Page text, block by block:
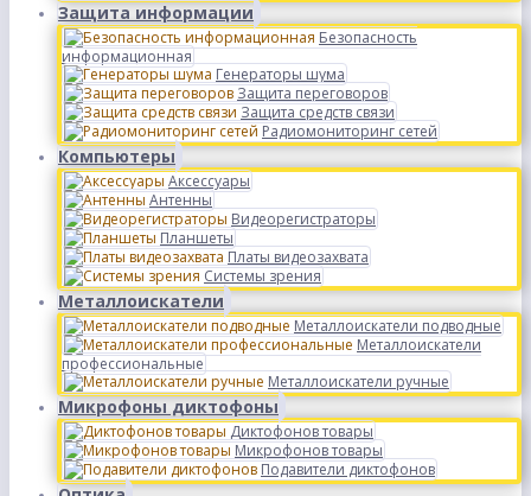
Защита информации
Безопасность
информационная
Генераторы шума
Защита переговоров
Защита средств связи
Радиомониторинг сетей
Компьютеры
Аксессуары
Антенны
Видеорегистраторы
Планшеты
Платы видеозахвата
Системы зрения
Металлоискатели
Металлоискатели подводные
Металлоискатели
профессиональные
Металлоискатели ручные
Микрофоны диктофоны
Диктофонов товары
Микрофонов товары
Подавители диктофонов